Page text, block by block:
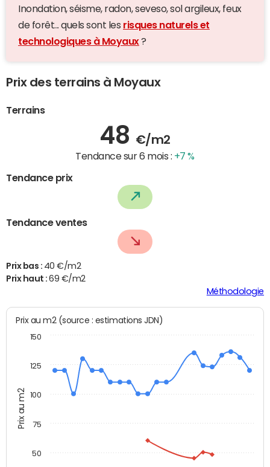
Inondation, séisme, radon, seveso, sol argileux, feux
de forêt... quels sont les risques naturels et
technologiques à Moyaux?
Prix des terrains à Moyaux
Terrains
48 €/m2
Tendance sur 6 mois : +7 %
Tendance prix
Tendance ventes
Prix bas : 40 €/m2
Prix haut :69 €/m2
Méthodologie
Prix au m2
Prix au m2 (source : estimations JDN)
50
75
100
125
150